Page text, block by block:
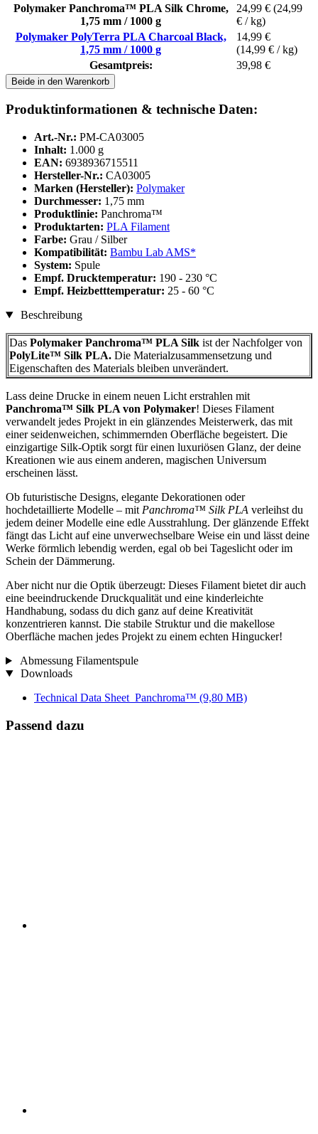
Polymaker Panchroma™ PLA Silk Chrome,
1,75 mm / 1000 g
24,99 € (24,99
€ / kg)
Polymaker PolyTerra PLA Charcoal Black,
1,75 mm / 1000 g
14,99 €
(14,99 € / kg)
Gesamtpreis:
39,98 €
Beide in den Warenkorb
Produktinformationen & technische Daten:
Art.-Nr.: PM-CA03005
Inhalt: 1.000 g
EAN: 6938936715511
Hersteller-Nr.: CA03005
Marken (Hersteller): Polymaker
Durchmesser: 1,75 mm
Produktlinie: Panchroma™
Produktarten: PLA Filament
Farbe: Grau / Silber
Kompatibilität: Bambu Lab AMS*
System: Spule
Empf. Drucktemperatur: 190 - 230 °C
Empf. Heizbetttemperatur: 25 - 60 °C
Beschreibung
Das Polymaker Panchroma™ PLA Silk ist der Nachfolger von
PolyLite™ Silk PLA. Die Materialzusammensetzung und
Eigenschaften des Materials bleiben unverändert.
Lass deine Drucke in einem neuen Licht erstrahlen mit
Panchroma™ Silk PLA von Polymaker! Dieses Filament
verwandelt jedes Projekt in ein glänzendes Meisterwerk, das mit
einer seidenweichen, schimmernden Oberfläche begeistert. Die
einzigartige Silk-Optik sorgt für einen luxuriösen Glanz, der deine
Kreationen wie aus einem anderen, magischen Universum
erscheinen lässt.
Ob futuristische Designs, elegante Dekorationen oder
hochdetaillierte Modelle – mit Panchroma™ Silk PLA verleihst du
jedem deiner Modelle eine edle Ausstrahlung. Der glänzende Effekt
fängt das Licht auf eine unverwechselbare Weise ein und lässt deine
Werke förmlich lebendig werden, egal ob bei Tageslicht oder im
Schein der Dämmerung.
Aber nicht nur die Optik überzeugt: Dieses Filament bietet dir auch
eine beeindruckende Druckqualität und eine kinderleichte
Handhabung, sodass du dich ganz auf deine Kreativität
konzentrieren kannst. Die stabile Struktur und die makellose
Oberfläche machen jedes Projekt zu einem echten Hingucker!
Abmessung Filamentspule
Downloads
Technical Data Sheet_Panchroma™ (9,80 MB)
Passend dazu